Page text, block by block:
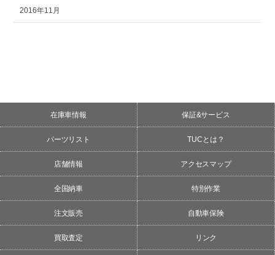
2016年11月
在庫車情報 保証&サービス
パーツリスト TUCとは？
店舗情報 アクセスマップ
全国納車 特別作業
注文販売 自動車保険
買取査定 リンク